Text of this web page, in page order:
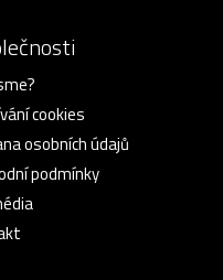
cookies
osobních údajů
podmínky